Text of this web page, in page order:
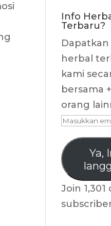
Info
Terbaru?
herbal
kami
bersama
orang
Masukkan
email
Ya,
Join